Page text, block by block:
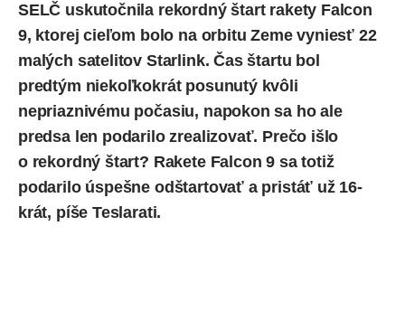
SELČ uskutočnila rekordný štart rakety Falcon
9, ktorej cieľom bolo na orbitu Zeme vyniesť 22
malých satelitov Starlink. Čas štartu bol
predtým niekoľkokrát posunutý kvôli
nepriaznivému počasiu, napokon sa ho ale
predsa len podarilo zrealizovať. Prečo išlo
o rekordný štart? Rakete Falcon 9 sa totiž
podarilo úspešne odštartovať a pristáť už 16-
krát, píšeTeslarati.